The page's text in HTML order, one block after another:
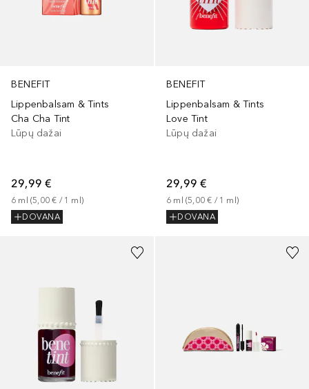
BENEFIT
Lippenbalsam & Tints
Cha Cha Tint
Lūpų dažai
29,99 €
6 ml (5,00 € / 1 ml )
DOVANA
BENEFIT
Lippenbalsam & Tints
Love Tint
Lūpų dažai
29,99 €
6 ml (5,00 € / 1 ml )
DOVANA